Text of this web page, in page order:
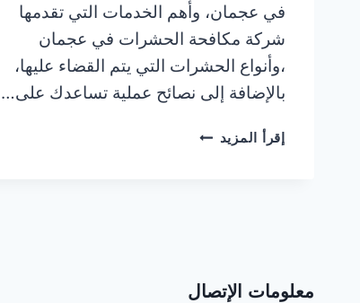
في عجمان، وأهم الخدمات التي تقدمها
شركة مكافحة الحشرات في عجمان
،وأنواع الحشرات التي يتم القضاء عليها،
بالإضافة إلى نصائح عملية تساعدك على…
إقرأ المزيد شركة
معلومات الإتصال